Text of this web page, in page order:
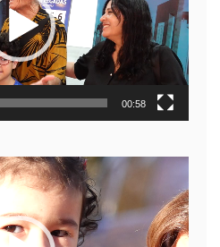
00:58